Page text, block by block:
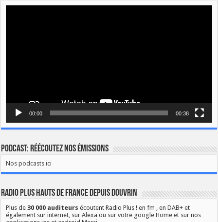
00:00 00:38
Podcast: Réécoutez nos émissions
Nos podcasts ici
Radio Plus Hauts de France depuis Douvrin
Plus de30 000 auditeurs écoutent Radio Plus ! en fm , en DAB+ et
également sur internet, sur Alexa ou sur votre google Home et sur nos